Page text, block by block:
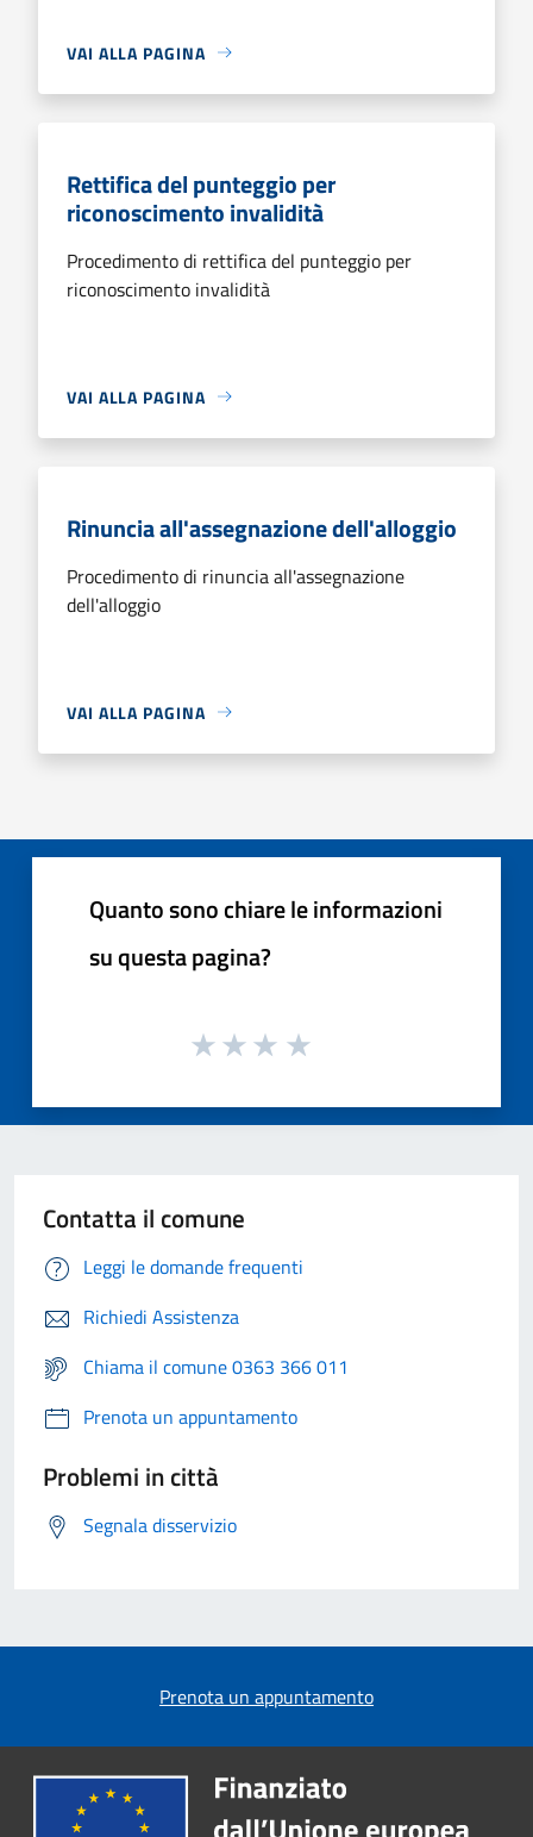
VAI ALLA PAGINA
Rettifica del punteggio per
riconoscimento invalidità
Procedimento di rettifica del punteggio per
riconoscimento invalidità
VAI ALLA PAGINA
Rinuncia all'assegnazione dell'alloggio
Procedimento di rinuncia all'assegnazione
dell'alloggio
VAI ALLA PAGINA
Quanto sono chiare le informazioni
su questa pagina?
Contatta il comune
Leggi le domande frequenti
Richiedi Assistenza
Chiama il comune 0363 366 011
Prenota un appuntamento
Problemi in città
Segnala disservizio
Prenota un appuntamento